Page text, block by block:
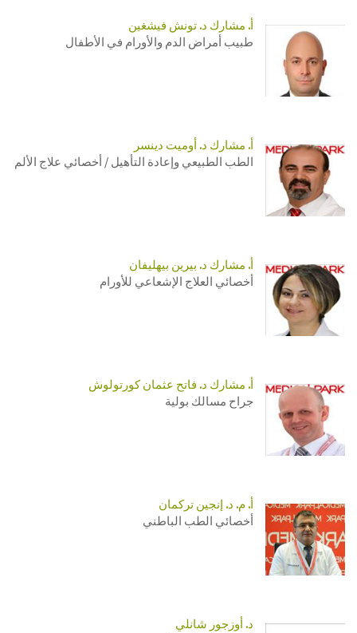
أ. مشارك د. تونش فيشغين
طبيب أمراض الدم والأورام في الأطفال
أ. مشارك د. أوميت دينسر
الطب الطبيعي وإعادة التأهيل / أخصائي علاج الألم
أ. مشارك د. بيرين بيهليفان
أخصائي العلاج الإشعاعي للأورام
أ. مشارك د. فاتح عثمان كورتولوش
جراح مسالك بولية
أ. م. د. إنجين تركمان
أخصائي الطب الباطني
د. أوزجور شانلي